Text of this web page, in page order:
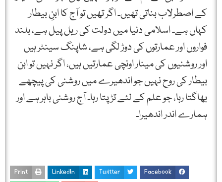
کے اصطرلاب بناتی تھیں۔ اگر تھیں تو آج کا ابنِ بیطار
کہاں ہے۔ اسلامی دنیا میں دولت کی ریل پیل ہے، بلند
فواروں اور عمارتوں کی دوڑ لگی ہے، شاپنگ سینٹر ہیں
اور روشنیوں کی مینار اونچی عمارتیں ہیں، اگر نہیں تو ابن
بیطار کی روح نہیں جو اندھیرے میں روشنی کی پیچھے
بھاگتا رہا، جو علم کے لئے تڑپتا رہا۔ آج روشنی باہر ہے اور
ہمارے اندر اندھیرا۔
Facebook
Twitter
LinkedIn
Print